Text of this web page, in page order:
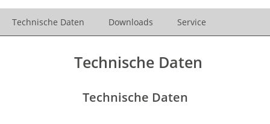
Technische Daten Downloads Service
Technische Daten
Technische Daten